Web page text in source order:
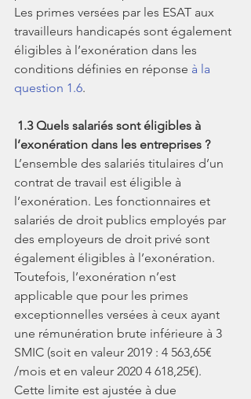
Les primes versées par les ESAT aux
travailleurs handicapés sont également
éligibles à l’exonération dans les
conditions définies en réponse à la
question 1.6.
1.3 Quels salariés sont éligibles à
l’exonération dans les entreprises ?
L’ensemble des salariés titulaires d’un
contrat de travail est éligible à
l’exonération. Les fonctionnaires et
salariés de droit publics employés par
des employeurs de droit privé sont
également éligibles à l’exonération.
Toutefois, l’exonération n’est
applicable que pour les primes
exceptionnelles versées à ceux ayant
une rémunération brute inférieure à 3
SMIC (soit en valeur 2019 : 4 563,65€
/mois et en valeur 2020 4 618,25€).
Cette limite est ajustée à due